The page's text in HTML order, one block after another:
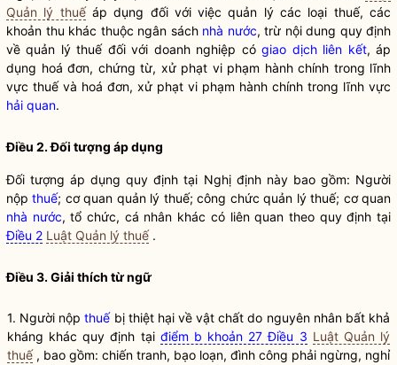
Quản lý thuếáp dụng đối với việc quản lý các loại thuế, các
khoản thu khác thuộc ngân sách nhà nước, trừ nội dung quy định
về quản lý thuế đối với doanh nghiệp cógiao dịch liên kết, áp
dụng hoá đơn, chứng từ, xử phạt vi phạm hành chính trong lĩnh
vực thuế và hoá đơn, xử phạt vi phạm hành chính trong lĩnh vực
hải quan.
Điều 2. Đối tượng áp dụng
Đối tượng áp dụng quy định tại Nghị định này bao gồm: Người
nộpthuế; cơ quan quản lý thuế; công chức quản lýthuế; cơ quan
nhà nước, tổ chức, cá nhân khác có liên quan theo quy định tại
Điều 2 Luật Quản lý thuế.
Điều 3. Giải thích từ ngữ
1. Người nộpthuếbị thiệt hại về vật chất do nguyên nhân bất khả
kháng khác quy định tại điểm b khoản 27 Điều 3 Luật Quản lý
thuế, bao gồm: chiến tranh, bạo loạn, đình công phải ngừng, nghỉ